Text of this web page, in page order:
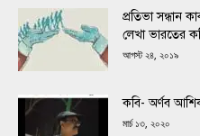
প্রতিভা সন্ধান
লেখা ভারতের
আগস্ট ২৪, ২০১৯
কবি- অর্ণব
মার্চ ১৩, ২০২০